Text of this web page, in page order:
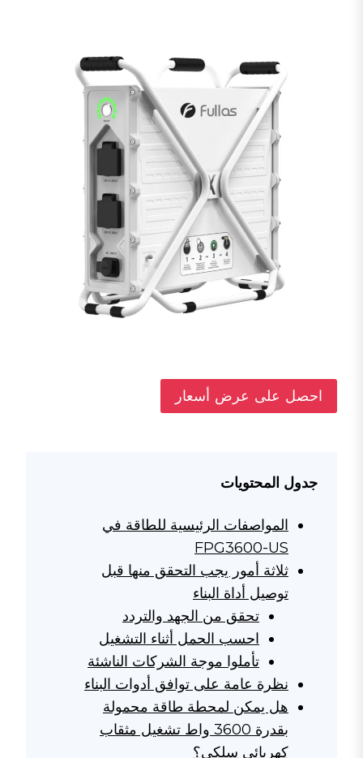
احصل على عرض أسعار
جدول المحتويات
المواصفات الرئيسية للطاقة في
FPG3600-US
ثلاثة أمور يجب التحقق منها قبل
توصيل أداة البناء
تحقق من الجهد والتردد
احسب الحمل أثناء التشغيل
تأملوا موجة الشركات الناشئة
نظرة عامة على توافق أدوات البناء
هل يمكن لمحطة طاقة محمولة
بقدرة 3600 واط تشغيل مثقاب
كهربائي سلكي؟